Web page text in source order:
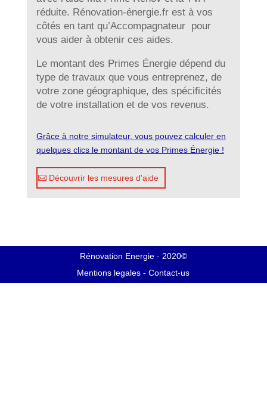
réduite. Rénovation-énergie.fr est à vos
côtés en tant qu’Accompagnateur pour
vous aider à obtenir ces aides.
Le montant des Primes Énergie dépend du
type de travaux que vous entreprenez, de
votre zone géographique, des spécificités
de votre installation et de vos revenus.
Grâce à notre simulateur, vous pouvez calculer en
quelques clics le montant de vos Primes Énergie !
Découvrir les mesures d'aide
Rénovation Energie - 2020©
Mentions legales -Contact-us